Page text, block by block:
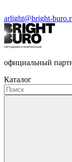
arlight@bright-
официальный
Каталог